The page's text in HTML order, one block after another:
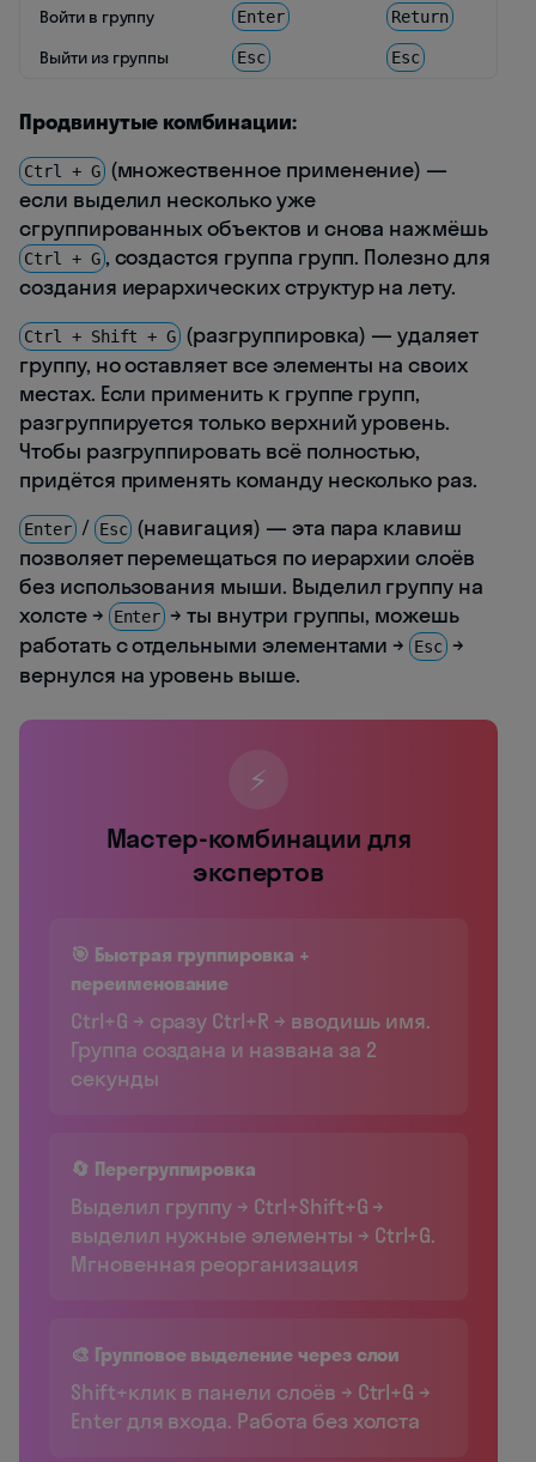
Войти в группу Enter Return
Выйти из группы Esc Esc
Продвинутые комбинации:
Ctrl + G (множественное применение) —
если выделил несколько уже
сгруппированных объектов и снова нажмёшь
Ctrl + G , создастся группа групп. Полезно для
создания иерархических структур на лету.
Ctrl + Shift + G (разгруппировка) — удаляет
группу, но оставляет все элементы на своих
местах. Если применить к группе групп,
разгруппируется только верхний уровень.
Чтобы разгруппировать всё полностью,
придётся применять команду несколько раз.
Enter / Esc (навигация) — эта пара клавиш
позволяет перемещаться по иерархии слоёв
без использования мыши. Выделил группу на
холсте →
Enter → ты внутри группы, можешь
работать с отдельными элементами → Esc →
вернулся на уровень выше.
⚡
Мастер-комбинации для
экспертов
🎯 Быстрая группировка +
переименование
Ctrl+G → сразу Ctrl+R → вводишь имя.
Группа создана и названа за 2
секунды
🔄 Перегруппировка
Выделил группу → Ctrl+Shift+G →
выделил нужные элементы → Ctrl+G.
Мгновенная реорганизация
🎨 Групповое выделение через слои
Shift+клик в панели слоёв → Ctrl+G →
Enter для входа. Работа без холста